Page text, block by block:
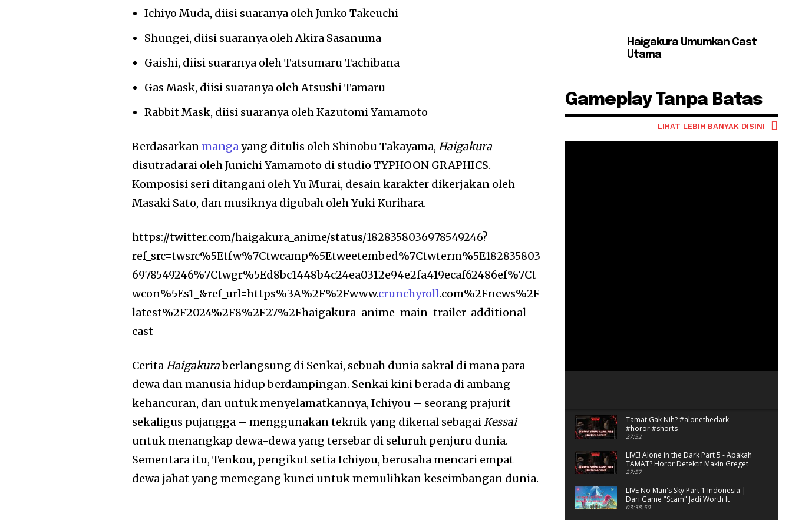
Ichiyo Muda, diisi suaranya oleh Junko Takeuchi
Shungei, diisi suaranya oleh Akira Sasanuma
Gaishi, diisi suaranya oleh Tatsumaru Tachibana
Gas Mask, diisi suaranya oleh Atsushi Tamaru
Rabbit Mask, diisi suaranya oleh Kazutomi Yamamoto
Berdasarkanmangayang ditulis oleh Shinobu Takayama,Haigakura
disutradarai oleh Junichi Yamamoto di studio TYPHOON GRAPHICS.
Komposisi seri ditangani oleh Yu Murai, desain karakter dikerjakan oleh
Masaki Sato, dan musiknya digubah oleh Yuki Kurihara.
https://twitter.com/haigakura_anime/status/1828358036978549246?
ref_src=twsrc%5Etfw%7Ctwcamp%5Etweetembed%7Ctwterm%5E182835803
6978549246%7Ctwgr%5Ed8bc1448b4c24ea0312e94e2fa419ecaf62486ef%7Ct
wcon%5Es1_&ref_url=https%3A%2F%2Fwww.crunchyroll.com%2Fnews%2F
latest%2F2024%2F8%2F27%2Fhaigakura-anime-main-trailer-additional-
cast
CeritaHaigakuraberlangsung di Senkai, sebuah dunia sakral di mana para
dewa dan manusia hidup berdampingan. Senkai kini berada di ambang
kehancuran, dan untuk menyelamatkannya, Ichiyou – seorang prajurit
sekaligus pujangga – menggunakan teknik yang dikenal sebagaiKessai
untuk menangkap dewa-dewa yang tersebar di seluruh penjuru dunia.
Sementara itu, Tenkou, pengikut setia Ichiyou, berusaha mencari empat
dewa jahat yang memegang kunci untuk memulihkan keseimbangan dunia.
Haigakura Umumkan Cast
Utama
Gameplay Tanpa Batas
LIHAT LEBIH BANYAK DISINI
Tamat Gak Nih? #alonethedark
#horor #shorts
27:52
LIVE! Alone in the Dark Part 5 - Apakah
TAMAT? Horor Detektif Makin Greget
27:57
LIVE No Man's Sky Part 1 Indonesia |
Dari Game "Scam" Jadi Worth It
Banget?
03:38:50